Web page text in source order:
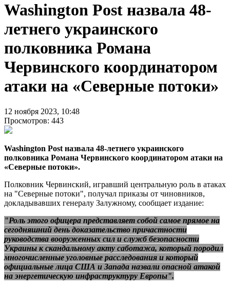
Washington Post назвала 48-
летнего украинского
полковника Романа
Червинского координатором
атаки на «Северные потоки»
12 ноября 2023, 10:48
Просмотров: 443
Washington Post назвала 48-летнего украинского
полковника Романа Червинского координатором атаки на
«Северные потоки».
Полковник Червинский, игравший центральную роль в атаках
на "Северные потоки", получал приказы от чиновников,
докладывавших генералу Залужному, сообщает издание:
"Роль этого офицера представляет собой самое прямое на
сегодняшний день доказательство причастности
руководства вооруженных сил и служб безопасности
Украины к скандальному акту саботажа, который породил
многочисленные уголовные расследования и который
официальные лица США и Запада назвали опасной атакой
на энергетическую инфраструктуру Европы".